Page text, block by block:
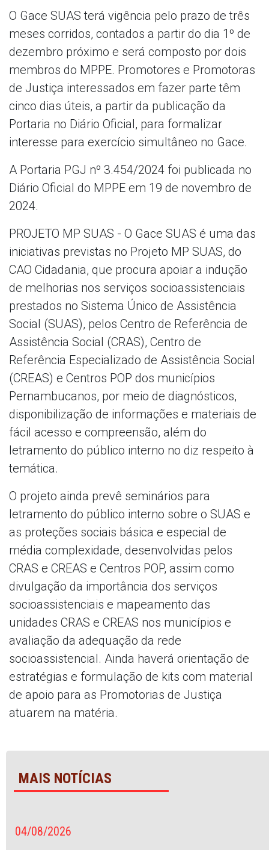
O Gace SUAS terá vigência pelo prazo de três
meses corridos, contados a partir do dia 1º de
dezembro próximo e será composto por dois
membros do MPPE. Promotores e Promotoras
de Justiça interessados em fazer parte têm
cinco dias úteis, a partir da publicação da
Portaria no Diário Oficial, para formalizar
interesse para exercício simultâneo no Gace.
A Portaria PGJ nº 3.454/2024 foi publicada no
Diário Oficial do MPPE em 19 de novembro de
2024.
PROJETO MP SUAS - O Gace SUAS é uma das
iniciativas previstas no Projeto MP SUAS, do
CAO Cidadania, que procura apoiar a indução
de melhorias nos serviços socioassistenciais
prestados no Sistema Único de Assistência
Social (SUAS), pelos Centro de Referência de
Assistência Social (CRAS), Centro de
Referência Especializado de Assistência Social
(CREAS) e Centros POP dos municípios
Pernambucanos, por meio de diagnósticos,
disponibilização de informações e materiais de
fácil acesso e compreensão, além do
letramento do público interno no diz respeito à
temática.
O projeto ainda prevê seminários para
letramento do público interno sobre o SUAS e
as proteções sociais básica e especial de
média complexidade, desenvolvidas pelos
CRAS e CREAS e Centros POP, assim como
divulgação da importância dos serviços
socioassistenciais e mapeamento das
unidades CRAS e CREAS nos municípios e
avaliação da adequação da rede
socioassistencial. Ainda haverá orientação de
estratégias e formulação de kits com material
de apoio para as Promotorias de Justiça
atuarem na matéria.
MAIS NOTÍCIAS
04/08/2026